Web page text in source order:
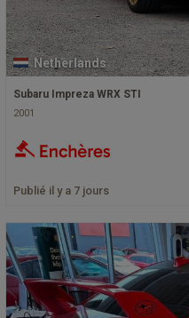
Netherlands
Subaru Impreza WRX STI
2001
Publié il y a 7 jours